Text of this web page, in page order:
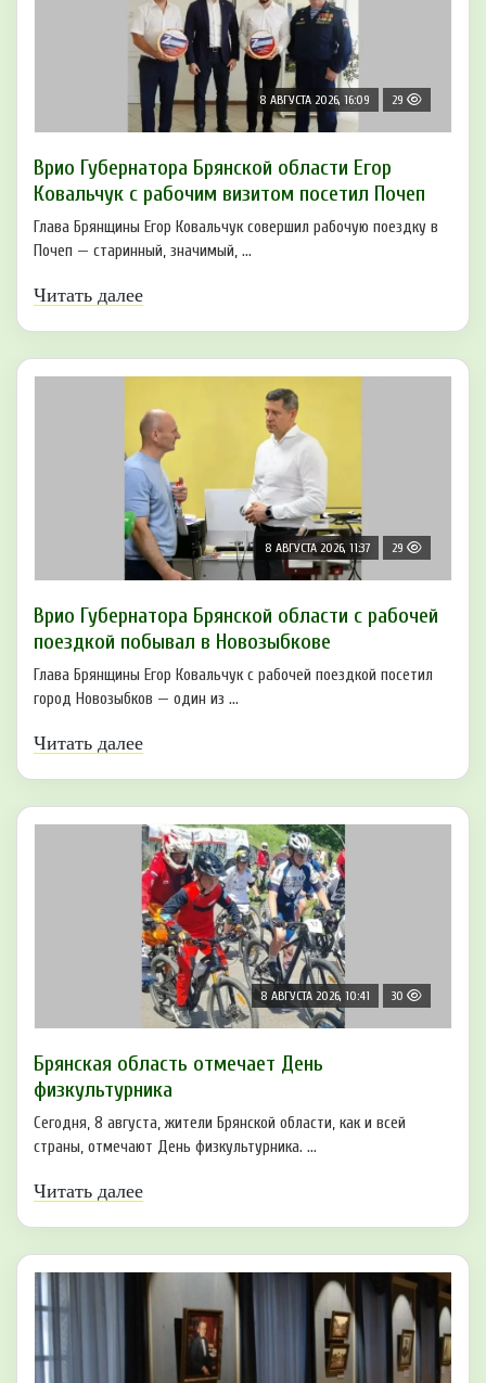
8 АВГУСТА 2026, 16:09 29
Врио Губернатора Брянской области Егор
Ковальчук с рабочим визитом посетил Почеп
Глава Брянщины Егор Ковальчук совершил рабочую поездку в
Почеп — старинный, значимый, ...
Читать далее
8 АВГУСТА 2026, 11:37 29
Врио Губернатора Брянской области с рабочей
поездкой побывал в Новозыбкове
Глава Брянщины Егор Ковальчук с рабочей поездкой посетил
город Новозыбков — один из ...
Читать далее
8 АВГУСТА 2026, 10:41 30
Брянская область отмечает День
физкультурника
Сегодня, 8 августа, жители Брянской области, как и всей
страны, отмечают День физкультурника. ...
Читать далее